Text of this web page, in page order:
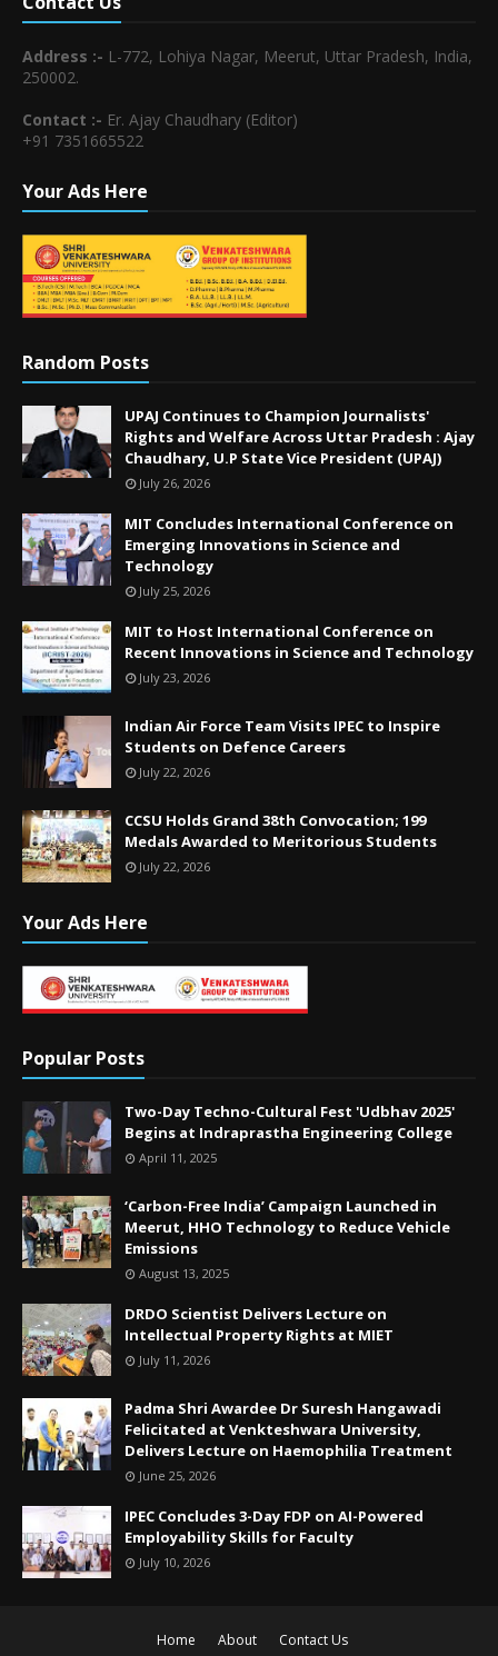
Address :- L-772, Lohiya Nagar, Meerut, Uttar Pradesh, India,
250002.
Contact :- Er. Ajay Chaudhary (Editor)
+91 7351665522
Your Ads Here
Random Posts
UPAJ Continues to Champion Journalists'
Rights and Welfare Across Uttar Pradesh : Ajay
Chaudhary, U.P State Vice President (UPAJ)
July 26, 2026
MIT Concludes International Conference on
Emerging Innovations in Science and
Technology
July 25, 2026
MIT to Host International Conference on
Recent Innovations in Science and Technology
July 23, 2026
Indian Air Force Team Visits IPEC to Inspire
Students on Defence Careers
July 22, 2026
CCSU Holds Grand 38th Convocation; 199
Medals Awarded to Meritorious Students
July 22, 2026
Your Ads Here
Popular Posts
Two-Day Techno-Cultural Fest 'Udbhav 2025'
Begins at Indraprastha Engineering College
April 11, 2025
‘Carbon-Free India’ Campaign Launched in
Meerut, HHO Technology to Reduce Vehicle
Emissions
August 13, 2025
DRDO Scientist Delivers Lecture on
Intellectual Property Rights at MIET
July 11, 2026
Padma Shri Awardee Dr Suresh Hangawadi
Felicitated at Venkteshwara University,
Delivers Lecture on Haemophilia Treatment
June 25, 2026
IPEC Concludes 3-Day FDP on AI-Powered
Employability Skills for Faculty
July 10, 2026
Home About Contact Us